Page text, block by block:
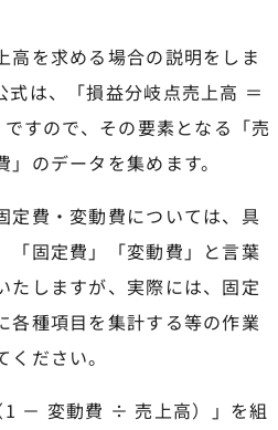
高を求める場合の説明をしま
式は、「損益分岐点売上高 ＝
すので、その要素となる「売
のデータを集めます。
定費・変動費については、具
「固定費」「変動費」と言葉
たしますが、実際には、固定
各種項目を集計する等の作業
ださい。
－ 変動費 ÷ 売上高）」を組